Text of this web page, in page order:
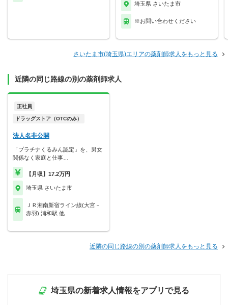
埼玉県 さいたま市
※お問い合わせください
さいたま市(埼玉県)エリアの薬剤師求人をもっと見る
近隣の同じ路線の別の薬剤師求人
正社員
ドラッグストア（OTCのみ）
法人名非公開
「プラチナくるみん認定」を、男女
関係なく家庭と仕事…
【月収】17.2万円
埼玉県 さいたま市
ＪＲ湘南新宿ライン線(大宮－
赤羽) 浦和駅 他
近隣の同じ路線の別の薬剤師求人をもっと見る
埼玉県の新着求人情報をアプリで見る